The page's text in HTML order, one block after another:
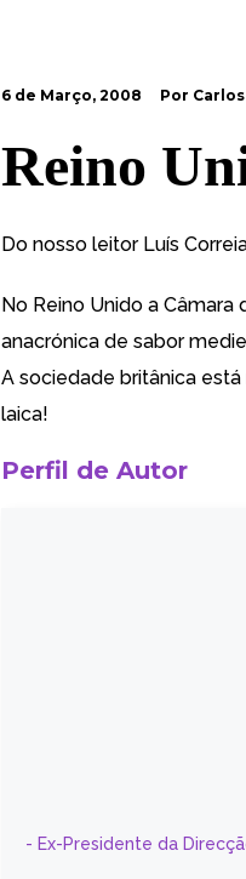
6 de Março, 2008 Por
Reino
Do nosso leitor Luís
No Reino Unido a
anacrónica de sabor
A sociedade britânica
laica!
Perfil de Autor
- Ex-Presidente da